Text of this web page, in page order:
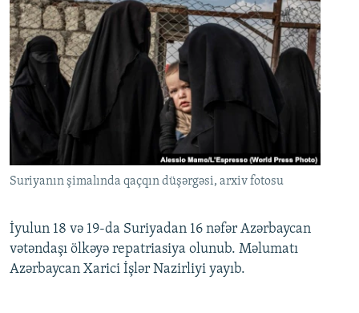
Suriyanın şimalında qaçqın düşərgəsi, arxiv fotosu
İyulun 18 və 19-da Suriyadan 16 nəfər Azərbaycan
vətəndaşı ölkəyə repatriasiya olunub. Məlumatı
Azərbaycan Xarici İşlər Nazirliyi yayıb.